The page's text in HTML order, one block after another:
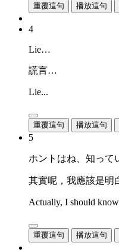
重覆這句 播放這句
4
Lie…
謊言…
Lie...
重覆這句 播放這句
5
ホントはね、知って
其實呢，我應該是明
Actually, I should
重覆這句 播放這句